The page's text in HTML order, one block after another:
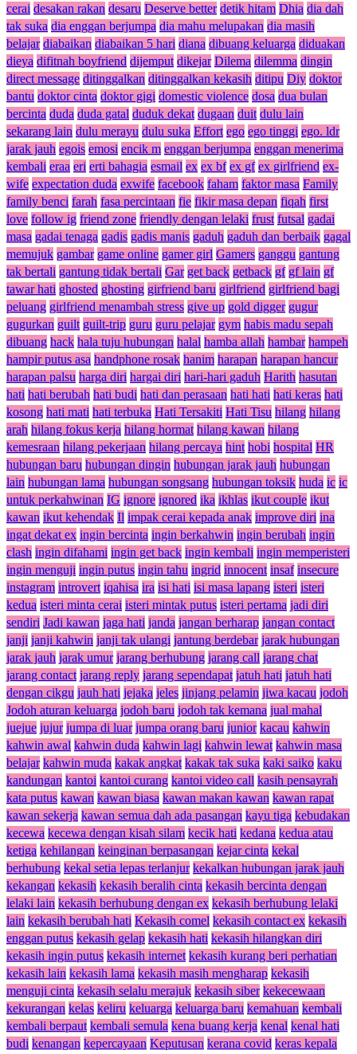
cerai desakan rakan desaru Deserve better detik hitam Dhia dia dah
tak suka dia enggan berjumpa dia mahu melupakan dia masih
belajar diabaikan diabaikan 5 hari diana dibuang keluarga diduakan
dieya difitnah boyfriend dijemput dikejar Dilema dilemma dingin
direct message ditinggalkan ditinggalkan kekasih ditipu Diy doktor
bantu doktor cinta doktor gigi domestic violence dosa dua bulan
bercinta duda duda gatal duduk dekat dugaan duit dulu lain
sekarang lain dulu merayu dulu suka Effort ego ego tinggi ego. ldr
jarak jauh egois emosi encik m enggan berjumpa enggan menerima
kembali eraa eri erti bahagia esmail ex ex bf ex gf ex girlfriend ex-
wife expectation duda exwife facebook faham faktor masa Family
family benci farah fasa percintaan fie fikir masa depan fiqah first
love follow ig friend zone friendly dengan lelaki frust futsal gadai
masa gadai tenaga gadis gadis manis gaduh gaduh dan berbaik gagal
memujuk gambar game online gamer girl Gamers ganggu gantung
tak bertali gantung tidak bertali Gar get back getback gf gf lain gf
tawar hati ghosted ghosting girfriend baru girlfriend girlfriend bagi
peluang girlfriend menambah stress give up gold digger gugur
gugurkan guilt guilt-trip guru guru pelajar gym habis madu sepah
dibuang hack hala tuju hubungan halal hamba allah hambar hampeh
hampir putus asa handphone rosak hanim harapan harapan hancur
harapan palsu harga diri hargai diri hari-hari gaduh Harith hasutan
hati hati berubah hati budi hati dan perasaan hati hati hati keras hati
kosong hati mati hati terbuka Hati Tersakiti Hati Tisu hilang hilang
arah hilang fokus kerja hilang hormat hilang kawan hilang
kemesraan hilang pekerjaan hilang percaya hint hobi hospital HR
hubungan baru hubungan dingin hubungan jarak jauh hubungan
lain hubungan lama hubungan songsang hubungan toksik huda ic ic
untuk perkahwinan IG ignore ignored ika ikhlas ikut couple ikut
kawan ikut kehendak Il impak cerai kepada anak improve diri ina
ingat dekat ex ingin bercinta ingin berkahwin ingin berubah ingin
clash ingin difahami ingin get back ingin kembali ingin memperisteri
ingin menguji ingin putus ingin tahu ingrid innocent insaf insecure
instagram introvert iqahisa ira isi hati isi masa lapang isteri isteri
kedua isteri minta cerai isteri mintak putus isteri pertama jadi diri
sendiri Jadi kawan jaga hati janda jangan berharap jangan contact
janji janji kahwin janji tak ulangi jantung berdebar jarak hubungan
jarak jauh jarak umur jarang berhubung jarang call jarang chat
jarang contact jarang reply jarang sependapat jatuh hati jatuh hati
dengan cikgu jauh hati jejaka jeles jinjang pelamin jiwa kacau jodoh
Jodoh aturan keluarga jodoh baru jodoh tak kemana jual mahal
juejue jujur jumpa di luar jumpa orang baru junior kacau kahwin
kahwin awal kahwin duda kahwin lagi kahwin lewat kahwin masa
belajar kahwin muda kakak angkat kakak tak suka kaki saiko kaku
kandungan kantoi kantoi curang kantoi video call kasih pensayrah
kata putus kawan kawan biasa kawan makan kawan kawan rapat
kawan sekerja kawan semua dah ada pasangan kayu tiga kebudakan
kecewa kecewa dengan kisah silam kecik hati kedana kedua atau
ketiga kehilangan keinginan berpasangan kejar cinta kekal
berhubung kekal setia lepas terlanjur kekalkan hubungan jarak jauh
kekangan kekasih kekasih beralih cinta kekasih bercinta dengan
lelaki lain kekasih berhubung dengan ex kekasih berhubung lelaki
lain kekasih berubah hati Kekasih comel kekasih contact ex kekasih
enggan putus kekasih gelap kekasih hati kekasih hilangkan diri
kekasih ingin putus kekasih internet kekasih kurang beri perhatian
kekasih lain kekasih lama kekasih masih mengharap kekasih
menguji cinta kekasih selalu merajuk kekasih siber kekecewaan
kekurangan kelas keliru keluarga keluarga baru kemahuan kembali
kembali berpaut kembali semula kena buang kerja kenal kenal hati
budi kenangan kepercayaan Keputusan kerana covid keras kepala